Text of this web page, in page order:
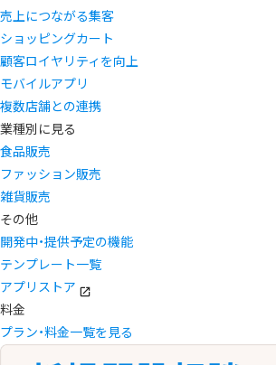
売上につながる集客
ショッピングカート
顧客ロイヤリティを向上
モバイルアプリ
複数店舗との連携
業種別に見る
食品販売
ファッション販売
雑貨販売
その他
開発中・提供予定の機能
テンプレート一覧
アプリストア
料金
プラン・料金一覧を見る